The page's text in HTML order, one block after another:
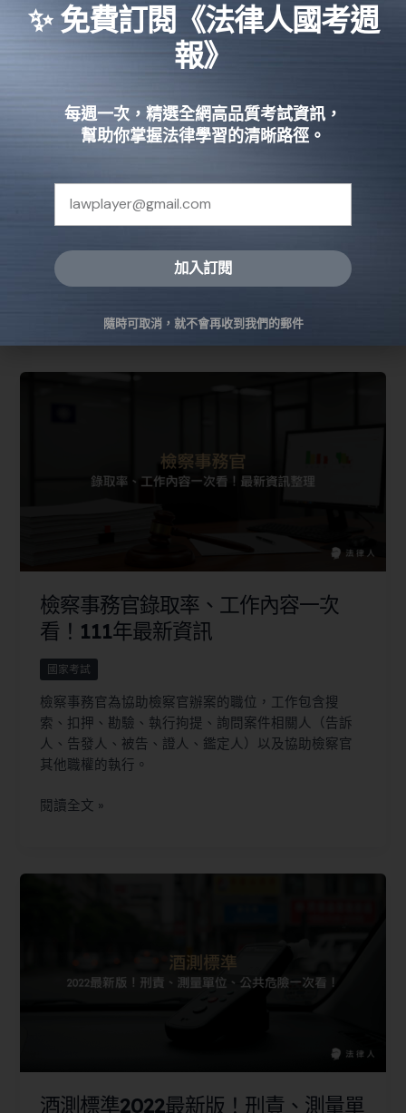
毀損罪是什麼？是刑事還民事？和解
金額、構成要件一次看
毀損罪全稱「毀棄損害罪」，刑事案件的一種。指的
是使所毀損的物品，失去其全部或一部分的效用。比
之外形，喪失美觀及防止車體鈑件生鏽的效用。
檢察事務官錄取率、工作內容一次
看！111年最新資訊
國家考試
檢察事務官為協助檢察官辦案的職位，工作包含搜
索、扣押、勘驗、執行拘提、詢問案件相關人（告訴
人、告發人、被告、證人、鑑定人）以及協助檢察官
其他職權的執行。
閱讀全文 »
酒測標準2022最新版！刑責、測量單
✨ 免費訂閱《法律人國考週
報》
每週一次，精選全網高品質考試資訊，
幫助你掌握法律學習的清晰路徑。
加入訂閱
隨時可取消，就不會再收到我們的郵件